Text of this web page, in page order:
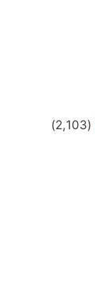
(2,103)